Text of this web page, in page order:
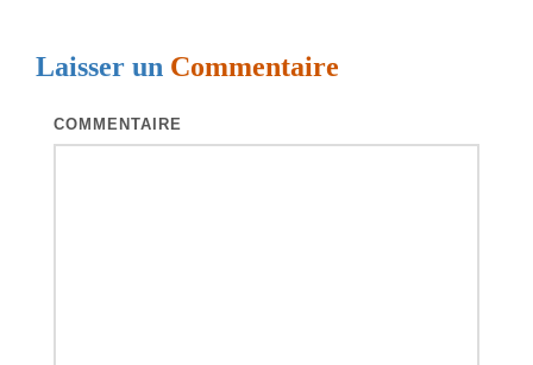
Laisser un Commentaire
COMMENTAIRE